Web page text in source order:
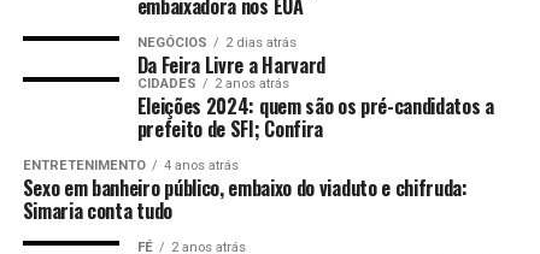
Os reais efeitos, no entanto, são difíceis de
ser previstos com muita antecedência. Segundo o
meteorologista, com o aquecimento global e as
mudanças climáticas, o tempo está mais difícil de
ser previsto com meses de antecedência, por
exemplo. Assim como as durações exatas dos
fenômenos climáticos.
O primeiro acionamento do Sistema de Alerta e Alarme
foi registrado entre 7h17 e 11h40. O volume contínuo
de chuva na cidade causa o encharcamento do solo e
aumenta o risco de deslizamento de encostas.
Rompimento de tubulação
NEGÓCIOS 2 dias atrás
Da Feira Livre a Harvard
CIDADES 2 anos atrás
Eleições 2024: quem são os pré-candidatos a
prefeito de SFI; Confira
ENTRETENIMENTO 4 anos atrás
Sexo em banheiro público, embaixo do viaduto e chifruda:
Simaria conta tudo
FÉ 2 anos atrás